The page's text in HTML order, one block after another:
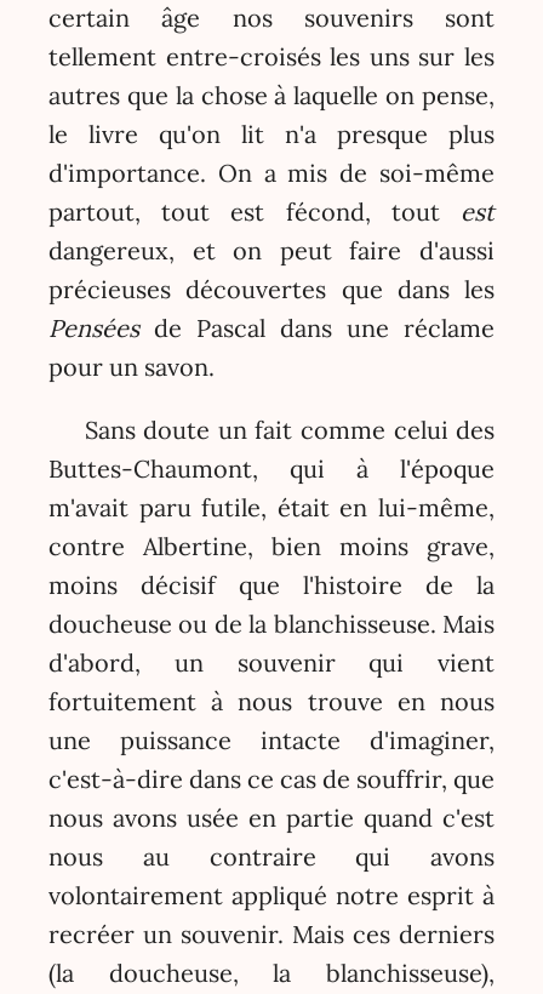
certain âge nos souvenirs sont
tellement entre-croisés les uns sur les
autres que la chose à laquelle on pense,
le livre qu'on lit n'a presque plus
d'importance. On a mis de soi-même
partout, tout est fécond, tout est
dangereux, et on peut faire d'aussi
précieuses découvertes que dans les
Penséesde Pascal dans une réclame
pour un savon.
Sans doute un fait comme celui des
Buttes-Chaumont, qui à l'époque
m'avait paru futile, était en lui-même,
contre Albertine, bien moins grave,
moins décisif que l'histoire de la
doucheuse ou de la blanchisseuse. Mais
d'abord, un souvenir qui vient
fortuitement à nous trouve en nous
une puissance intacte d'imaginer,
c'est-à-dire dans ce cas de souffrir, que
nous avons usée en partie quand c'est
nous au contraire qui avons
volontairement appliqué notre esprit à
recréer un souvenir. Mais ces derniers
(la doucheuse, la blanchisseuse),